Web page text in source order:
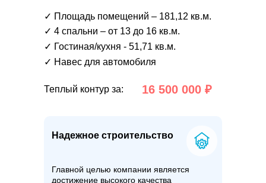
Надежное строительство
Главной целью компании является
достижение высокого качества
Теплый контур за:
✓ Навес для автомобиля
✓ Гостиная/кухня - 51,71 кв.м.
✓ 4 спальни – от 13 до 16 кв.м.
✓ Площадь помещений – 181,12 кв.м.
16 500 000 ₽